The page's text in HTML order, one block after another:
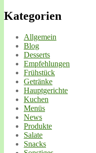
Kategorien
Allgemein
Blog
Desserts
Empfehlungen
Frühstück
Getränke
Hauptgerichte
Kuchen
Menüs
News
Produkte
Salate
Snacks